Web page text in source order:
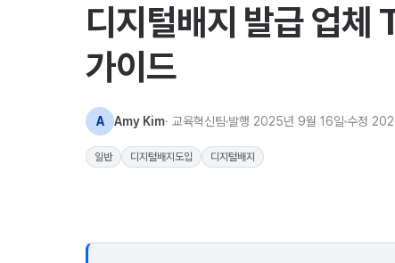
디지털배지 발급 업
가이드
A Amy Kim· 교육혁신팀 발행 2025년 9월 16일 수정
일반 디지털배지도입 디지털배지